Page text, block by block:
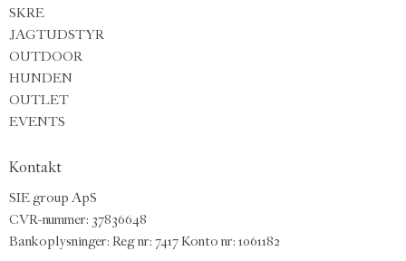
SKRE
JAGTUDSTYR
OUTDOOR
HUNDEN
OUTLET
EVENTS
Kontakt
SIE group ApS
CVR-nummer: 37836648
Bankoplysninger: Reg nr: 7417 Konto nr: 1061182